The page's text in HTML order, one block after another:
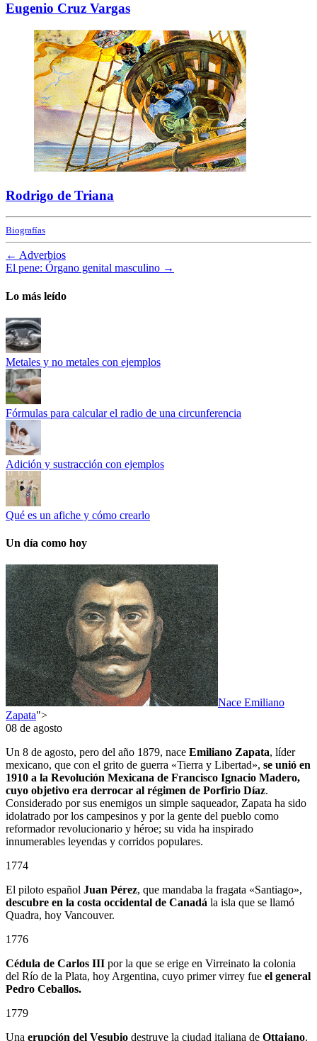
Eugenio Cruz Vargas
Rodrigo de Triana
Biografías
← Adverbios
El pene: Órgano genital masculino →
Lo más leído
Metales y no metales con ejemplos
Fórmulas para calcular el radio de una circunferencia
Adición y sustracción con ejemplos
Qué es un afiche y cómo crearlo
Un día como hoy
Nace Emiliano
Zapata">
08 de agosto
Un 8 de agosto, pero del año 1879, nace Emiliano Zapata, líder
mexicano, que con el grito de guerra «Tierra y Libertad», se unió en
1910 a la Revolución Mexicana de Francisco Ignacio Madero,
cuyo objetivo era derrocar al régimen de Porfirio Díaz.
Considerado por sus enemigos un simple saqueador, Zapata ha sido
idolatrado por los campesinos y por la gente del pueblo como
reformador revolucionario y héroe; su vida ha inspirado
innumerables leyendas y corridos populares.
1774
El piloto español Juan Pérez, que mandaba la fragata «Santiago»,
descubre en la costa occidental de Canadá la isla que se llamó
Quadra, hoy Vancouver.
1776
Cédula de Carlos III por la que se erige en Virreinato la colonia
del Río de la Plata, hoy Argentina, cuyo primer virrey fue el general
Pedro Ceballos.
1779
Una erupción del Vesubio destruye la ciudad italiana de Ottajano.